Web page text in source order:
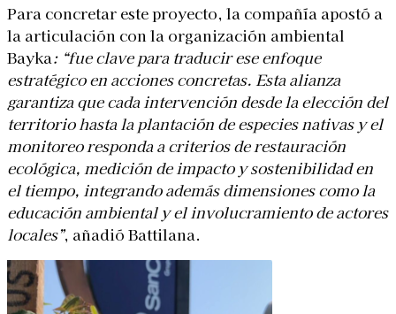
Para concretar este proyecto, la compañía apostó a
la articulación con la organización ambiental
Bayka: “fue clave para traducir ese enfoque
estratégico en acciones concretas. Esta alianza
garantiza que cada intervención desde la elección del
territorio hasta la plantación de especies nativas y el
monitoreo responda a criterios de restauración
ecológica, medición de impacto y sostenibilidad en
el tiempo, integrando además dimensiones como la
educación ambiental y el involucramiento de actores
locales”, añadió Battilana.